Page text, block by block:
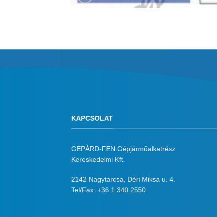
KAPCSOLAT
GEPÁRD-FEN Gépjárműalkatrész
Kereskedelmi Kft.
2142 Nagytarcsa, Déri Miksa u. 4.
Tel/Fax: +36 1 340 2550